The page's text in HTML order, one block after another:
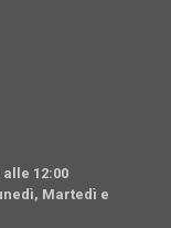
12:00
Martedì e